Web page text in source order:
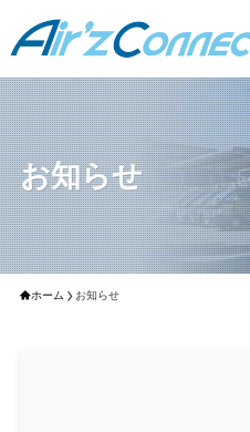
お知らせ
ホーム お知らせ